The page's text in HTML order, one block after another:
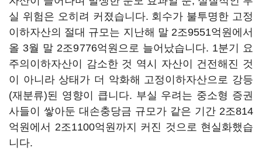
실 위험은 오히려 커졌습니다. 회수가 불투명한 고정
이하자산의 절대 규모는 지난해 말 2조9551억원에서
올 3월 말 2조9776억원으로 늘어났습니다. 1분기 요
주의이하자산이 감소한 것 역시 자산이 건전해진 것
이 아니라 상태가 더 악화해 고정이하자산으로 강등
(재분류)된 영향이 큽니다. 부실 우려는 중소형 증권
사들이 쌓아둔 대손충당금 규모가 같은 기간 2조814
억원에서 2조1100억원까지 커진 것으로 현실화했습
니다.